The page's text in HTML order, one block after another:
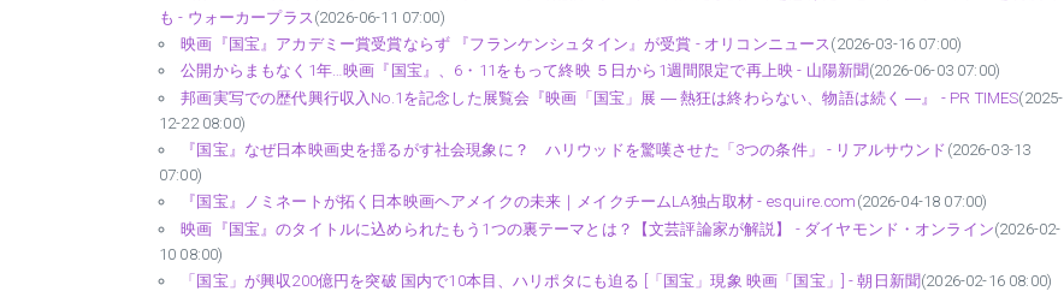
も - ウォーカープラス (2026-06-11 07:00)
映画『国宝』アカデミー賞受賞ならず 『フランケンシュタイン』が受賞 - オリコンニュース (2026-03-16 07:00)
公開からまもなく1年…映画『国宝』、6・11をもって終映 ５日から1週間限定で再上映 - 山陽新聞(2026-06-03 07:00)
邦画実写での歴代興行収入No.1を記念した展覧会『映画「国宝」展 ― 熱狂は終わらない、物語は続く ―』 - PR TIMES(2025-
12-22 08:00)
『国宝』なぜ日本映画史を揺るがす社会現象に？ ハリウッドを驚嘆させた「3つの条件」 - リアルサウンド (2026-03-13
07:00)
『国宝』ノミネートが拓く日本映画ヘアメイクの未来｜メイクチームLA独占取材 - esquire.com (2026-04-18 07:00)
映画『国宝』のタイトルに込められたもう1つの裏テーマとは？【文芸評論家が解説】 - ダイヤモンド・オンライン(2026-02-
10 08:00)
「国宝」が興収200億円を突破 国内で10本目、ハリポタにも迫る [「国宝」現象 映画「国宝」] - 朝日新聞(2026-02-16 08:00)